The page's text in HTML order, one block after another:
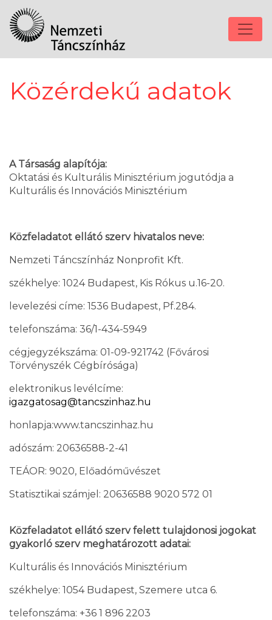
Közérdekű adatok
A Társaság alapítója:
Oktatási és Kulturális Minisztérium jogutódja a
Kulturális és Innovációs Minisztérium
Közfeladatot ellátó szerv hivatalos neve:
Nemzeti Táncszínház Nonprofit Kft.
székhelye: 1024 Budapest, Kis Rókus u.16-20.
levelezési címe: 1536 Budapest, Pf.284.
telefonszáma: 36/1-434-5949
cégjegyzékszáma: 01-09-921742 (Fővárosi
Törvényszék Cégbírósága)
elektronikus levélcíme:
igazgatosag@tancszinhaz.hu
honlapja:www.tancszinhaz.hu
adószám: 20636588-2-41
TEÁOR: 9020, Előadóművészet
Statisztikai számjel: 20636588 9020 572 01
Közfeladatot ellátó szerv felett tulajdonosi jogokat
gyakorló szerv meghatározott adatai:
Kulturális és Innovációs Minisztérium
székhelye: 1054 Budapest, Szemere utca 6.
telefonszáma: +36 1 896 2203